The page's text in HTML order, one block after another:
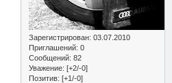
Зарегистрирован: 03.07.2010
Приглашений: 0
Сообщений: 82
Уважение: [+2/-0]
Позитив: [+1/-0]